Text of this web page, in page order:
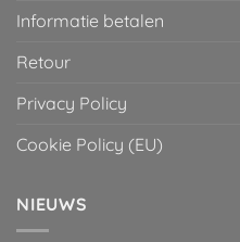
Informatie betalen
Retour
Privacy Policy
Cookie Policy (EU)
NIEUWS